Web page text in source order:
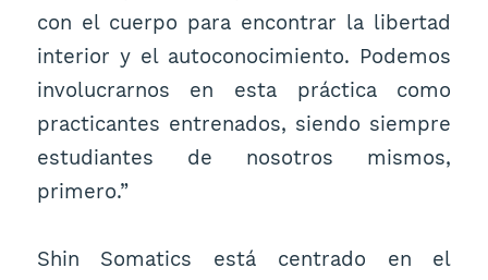
con el cuerpo para encontrar la libertad
interior y el autoconocimiento. Podemos
involucrarnos en esta práctica como
practicantes entrenados, siendo siempre
estudiantes de nosotros mismos,
primero.”
Shin Somatics está centrado en el